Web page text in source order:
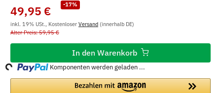
-17%
49,95 €
inkl. 19% USt., Kostenloser Versand (innerhalb DE)
Alter Preis: 59,95 €
In den Warenkorb
Komponenten werden geladen ...